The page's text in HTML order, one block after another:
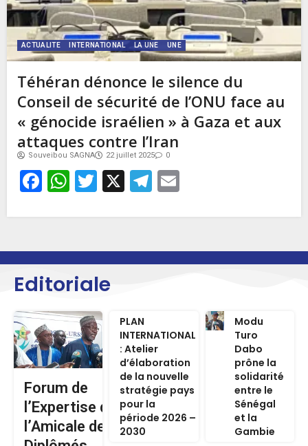
ACTUALITE INTERNATIONAL LA UNE UNE
Téhéran dénonce le silence du
Conseil de sécurité de l’ONU face au
« génocide israélien » à Gaza et aux
attaques contre l’Iran
Souveibou SAGNA 22 juillet 2025 0
Facebook
WhatsApp
Twitter
X Telegram
Editoriale
Forum de
l’Expertise de
l’Amicale des
PLAN
INTERNATIONAL
: Atelier
d’élaboration
de la nouvelle
stratégie pays
pour la
période 2026 –
2030
Modu
Turo
Dabo
prône la
solidarité
entre le
Sénégal
et la
Gambie